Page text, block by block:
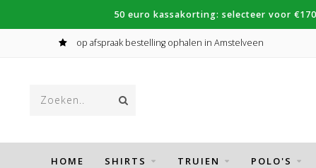
50 euro kassakorting: selecteer voor
op afspraak bestelling ophalen in Amstelveen
HOME SHIRTS TRUIEN POLO'S